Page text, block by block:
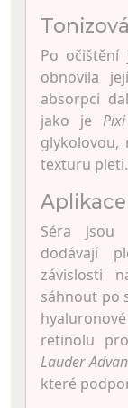
Po očištění
obnovila
absorpci
jako je
glykolovou,
texturu pleti.
Aplikace
Séra jsou
dodávají
závislosti
sáhnout po
retinolu
Lauder
které